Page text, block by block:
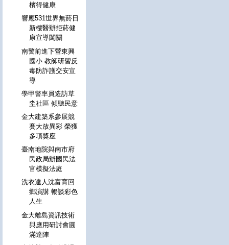
檳得健康
響應531世界無菸日
新樓醫辦拒菸健
康宣導闖關
南警前進下營東興
國小 教師研習反
毒防詐護交安宣
導
學甲警率員造訪草
坔社區 傾聽民意
金大建築系參展競
賽大放異彩 榮獲
多項獎座
臺南地院與南市府
民政局辦國民法
官模擬法庭
洗衣達人沈富育回
鄉演講 暢談彩色
人生
金大離島資訊技術
與應用研討會圓
滿達陣